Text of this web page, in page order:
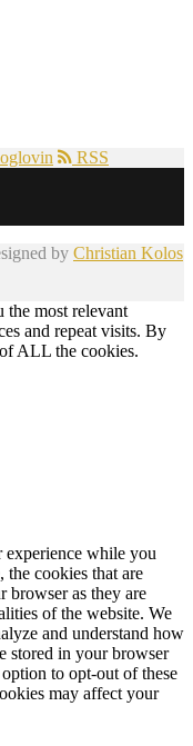
RSS
by Christian Kolos
the most relevant
and repeat visits. By
ALL the cookies.
experience while you
the cookies that are
browser as they are
of the website. We
and understand how
stored in your browser
to opt-out of these
may affect your